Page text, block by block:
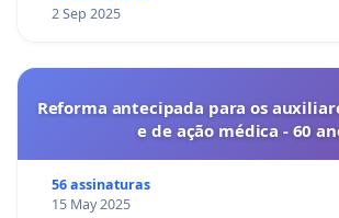
2 Sep 2025
Reforma antecipada para os
e de ação médica - 60
56 assinaturas
15 May 2025